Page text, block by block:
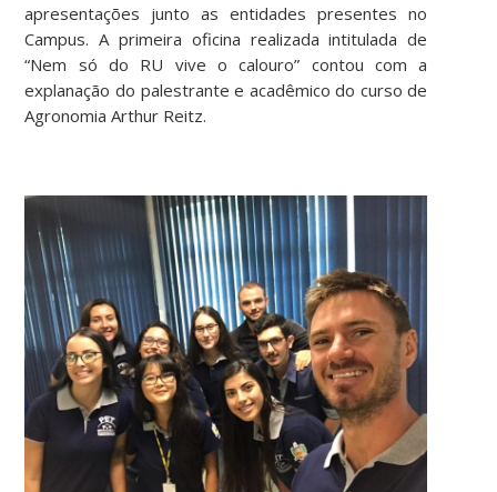
apresentações junto as entidades presentes no
Campus. A primeira oficina realizada intitulada de
“Nem só do RU vive o calouro” contou com a
explanação do palestrante e acadêmico do curso de
Agronomia Arthur Reitz.